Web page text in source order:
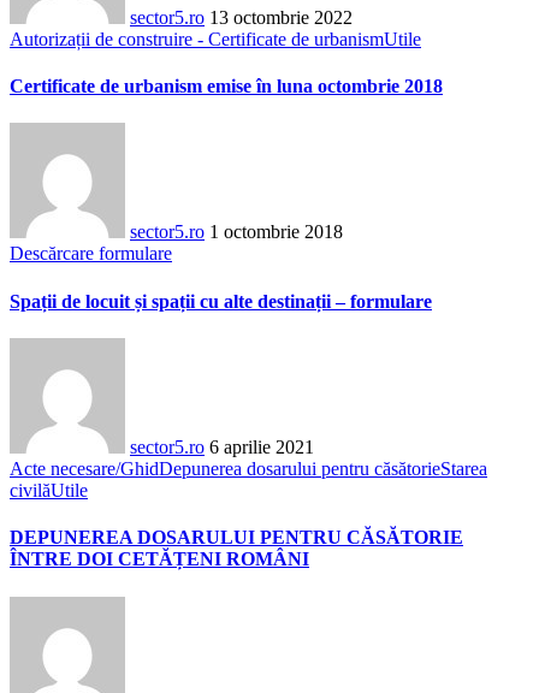
sector5.ro 13 octombrie 2022
Autorizații de construire - Certificate de urbanismUtile
Certificate de urbanism emise în luna octombrie 2018
sector5.ro 1 octombrie 2018
Descărcare formulare
Spații de locuit și spații cu alte destinații – formulare
sector5.ro 6 aprilie 2021
Acte necesare/GhidDepunerea dosarului pentru căsătorieStarea
civilăUtile
DEPUNEREA DOSARULUI PENTRU CĂSĂTORIE
ÎNTRE DOI CETĂȚENI ROMÂNI